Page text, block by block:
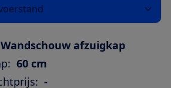
Wandschouw afzuigkap
60 cm
-